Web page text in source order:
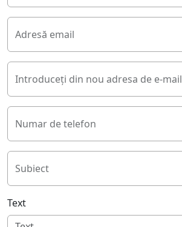
Adresă email
Introduceți din nou adresa de e-mail
Numar de telefon
Subiect
Text